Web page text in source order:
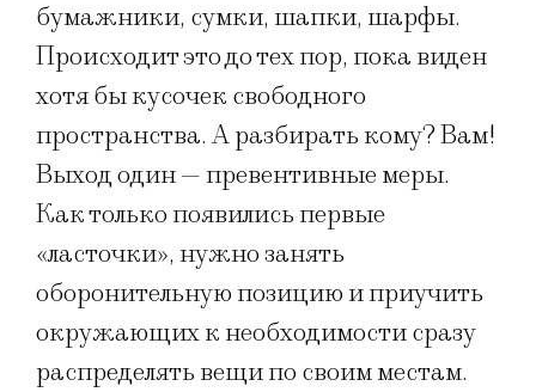
бумажники, сумки, шапки, шарфы.
Происходит это до тех пор, пока виден
хотя бы кусочек свободного
пространства. А разбирать кому? Вам!
Выход один — превентивные меры.
Как только появились первые
«ласточки», нужно занять
оборонительную позицию и приучить
окружающих к необходимости сразу
распределять вещи по своим местам.